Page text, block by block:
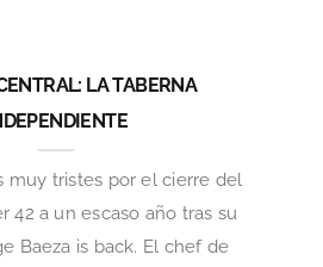
LA TABERNA
muy tristes por el cierre del
42 a un escaso año tras su
Baeza is back. El chef de